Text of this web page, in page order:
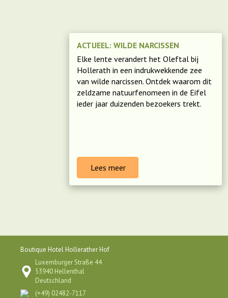
ACTUEEL: WILDE NARCISSEN
Elke lente verandert het Oleftal bij
Hollerath in een indrukwekkende zee
van wilde narcissen. Ontdek waarom dit
zeldzame natuurfenomeen in de Eifel
ieder jaar duizenden bezoekers trekt.
Lees meer
Boutique Hotel Hollerather Hof
Luxemburger Straße 44
53940 Hellenthal
Deutschland
(+49) 02482-7117